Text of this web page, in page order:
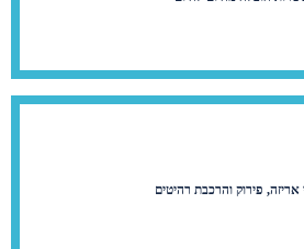
אריזה, פירוק והרכבת רהיטים